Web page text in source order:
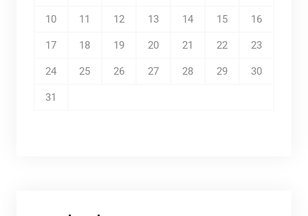
10 11 12 13 14 15 16
17 18 19 20 21 22 23
24 25 26 27 28 29 30
31